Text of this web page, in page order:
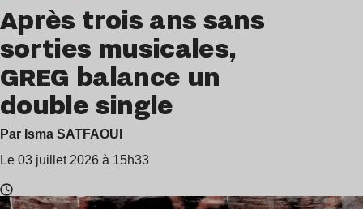
Après trois ans sans
sorties musicales,
GREG balance un
double single
Par Isma SATFAOUI
Le 03 juillet 2026 à 15h33
Temps